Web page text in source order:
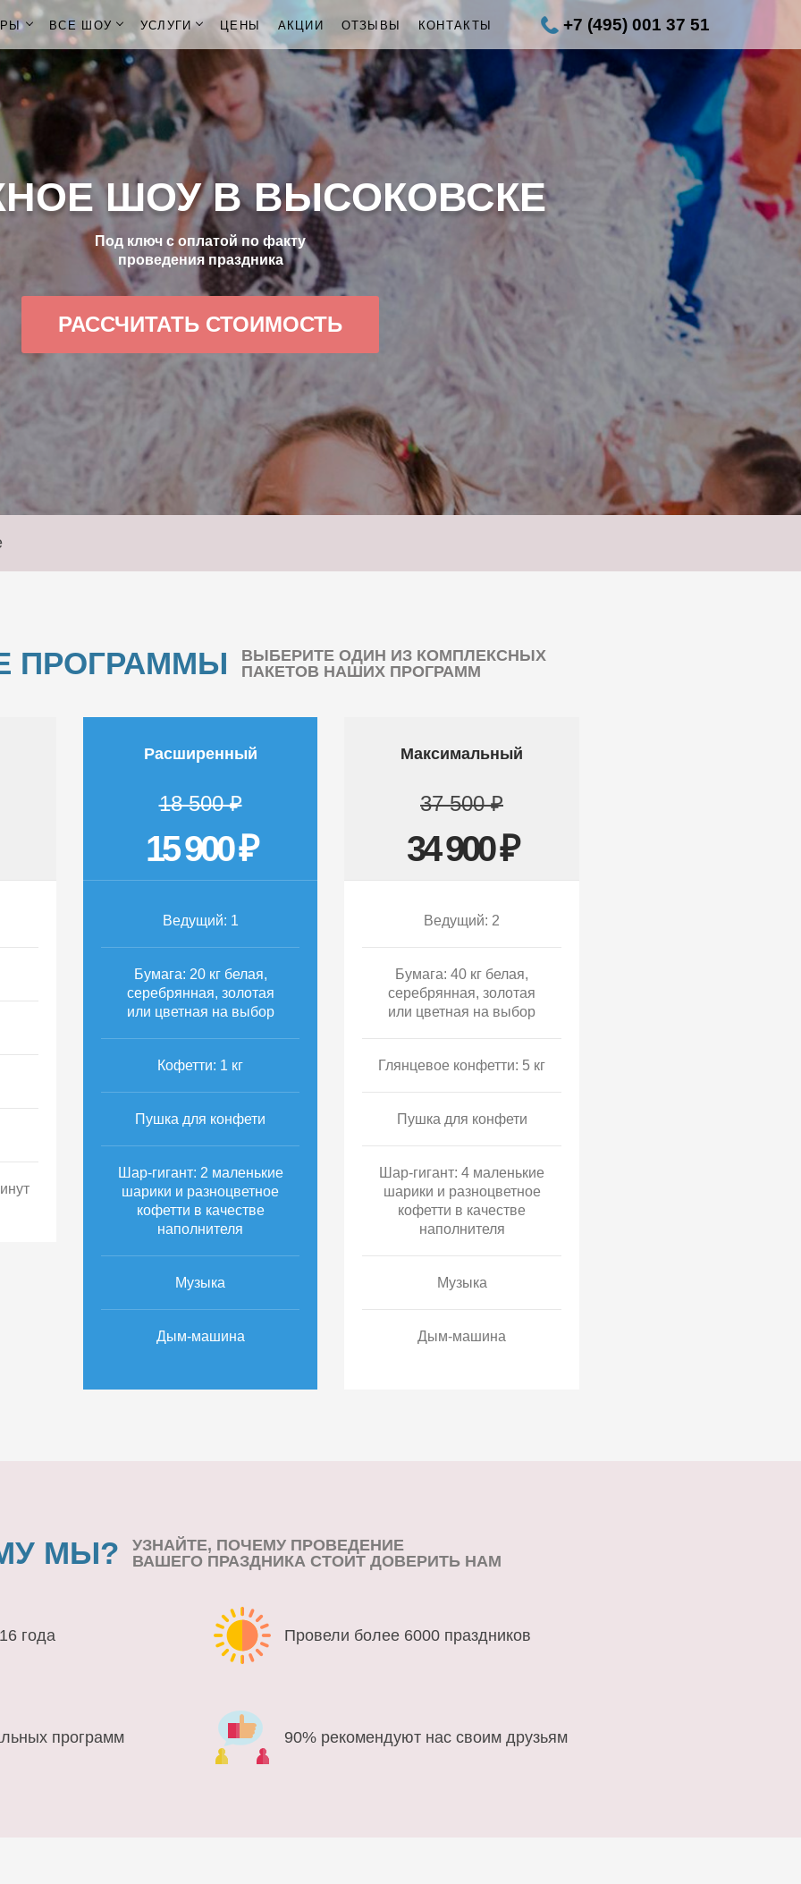
ВСЕ ШОУ УСЛУГИ ЦЕНЫ АКЦИИ ОТЗЫВЫ КОНТАКТЫ +7 (495) 001 37 51
ШОУ В ВЫСОКОВСКЕ
Под ключ с оплатой по факту
проведения праздника
РАССЧИТАТЬ СТОИМОСТЬ
ПРОГРАММЫ
ВЫБЕРИТЕ ОДИН ИЗ КОМПЛЕКСНЫХ
ПАКЕТОВ НАШИХ ПРОГРАММ
Расширенный
18 500 ₽
15 900 ₽
Ведущий: 1
Бумага: 20 кг белая,
серебрянная, золотая
или цветная на выбор
Кофетти: 1 кг
Пушка для конфети
Шар-гигант: 2 маленькие
шарики и разноцветное
кофетти в качестве
наполнителя
Музыка
Дым-машина
Максимальный
37 500 ₽
34 900 ₽
Ведущий: 2
Бумага: 40 кг белая,
серебрянная, золотая
или цветная на выбор
Глянцевое конфетти: 5 кг
Пушка для конфети
Шар-гигант: 4 маленькие
шарики и разноцветное
кофетти в качестве
наполнителя
Музыка
Дым-машина
МЫ?
УЗНАЙТЕ, ПОЧЕМУ ПРОВЕДЕНИЕ
ВАШЕГО ПРАЗДНИКА СТОИТ ДОВЕРИТЬ НАМ
года Провели более 6000 праздников
программ 90% рекомендуют нас своим друзьям